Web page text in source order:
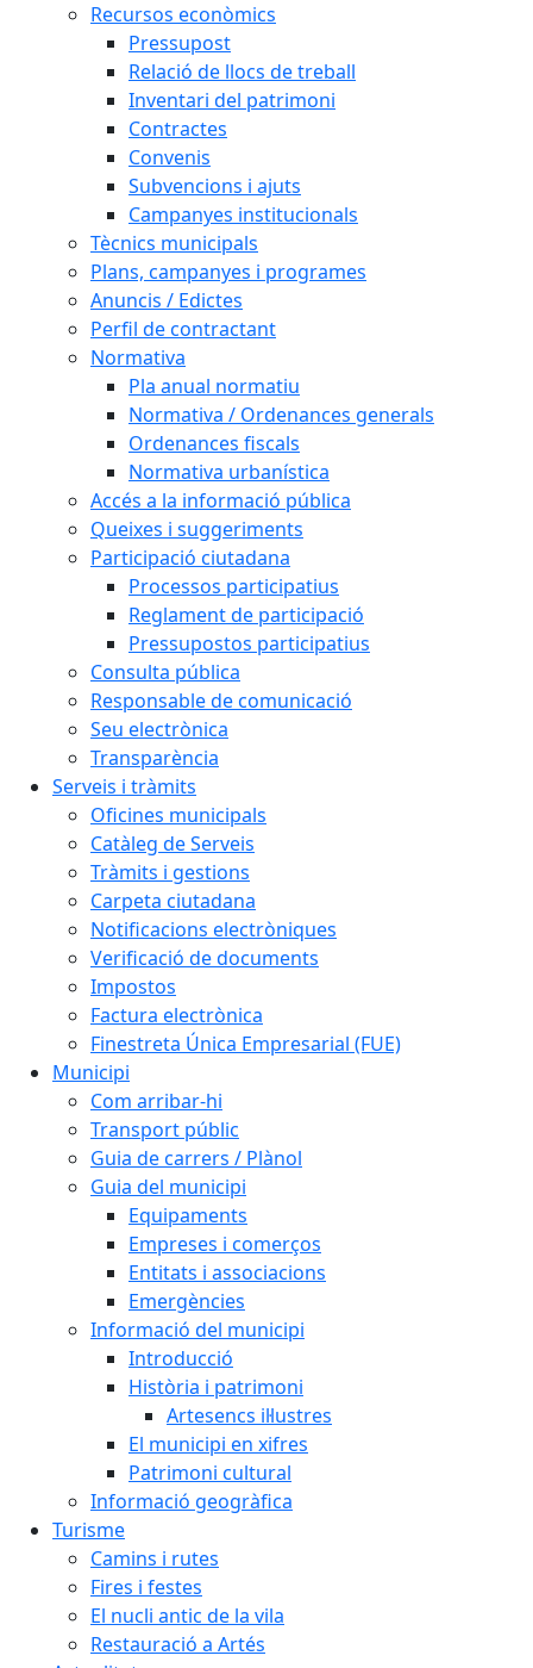
Recursos econòmics
Pressupost
Relació de llocs de treball
Inventari del patrimoni
Contractes
Convenis
Subvencions i ajuts
Campanyes institucionals
Tècnics municipals
Plans, campanyes i programes
Anuncis / Edictes
Perfil de contractant
Normativa
Pla anual normatiu
Normativa / Ordenances generals
Ordenances fiscals
Normativa urbanística
Accés a la informació pública
Queixes i suggeriments
Participació ciutadana
Processos participatius
Reglament de participació
Pressupostos participatius
Consulta pública
Responsable de comunicació
Seu electrònica
Transparència
Serveis i tràmits
Oficines municipals
Catàleg de Serveis
Tràmits i gestions
Carpeta ciutadana
Notificacions electròniques
Verificació de documents
Impostos
Factura electrònica
Finestreta Única Empresarial (FUE)
Municipi
Com arribar-hi
Transport públic
Guia de carrers / Plànol
Guia del municipi
Equipaments
Empreses i comerços
Entitats i associacions
Emergències
Informació del municipi
Introducció
Història i patrimoni
Artesencs il·lustres
El municipi en xifres
Patrimoni cultural
Informació geogràfica
Turisme
Camins i rutes
Fires i festes
El nucli antic de la vila
Restauració a Artés